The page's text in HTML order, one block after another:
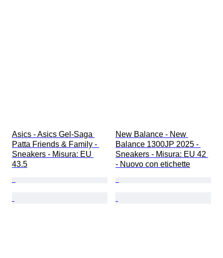
Asics - Asics Gel-Saga
Patta Friends & Family -
Sneakers - Misura: EU
43.5
New Balance - New
Balance 1300JP 2025 -
Sneakers - Misura: EU 42
- Nuovo con etichette